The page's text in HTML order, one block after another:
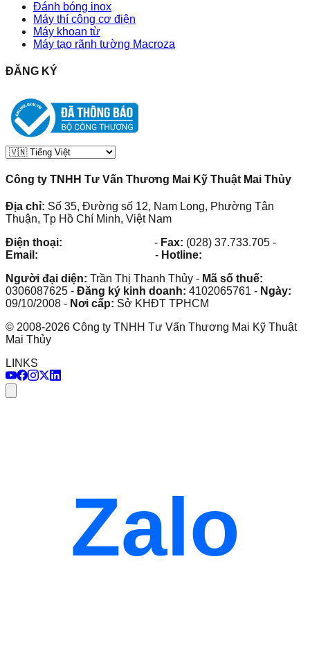
Đánh bóng inox
Máy thí công cơ điện
Máy khoan từ
Máy tạo rãnh tường Macroza
ĐĂNG KÝ
Công ty TNHH Tư Vấn Thương Mai Kỹ Thuật Mai Thủy
Địa chỉ: Số 35, Đường số 12, Nam Long, Phường Tân
Thuận, Tp Hồ Chí Minh, Việt Nam
Điện thoại:
- Fax: (028) 37.733.705 -
Email:
- Hotline:
Người đại diện: Trần Thị Thanh Thủy - Mã số thuế:
0306087625 - Đăng ký kinh doanh: 4102065761 - Ngày:
09/10/2008 - Nơi cấp: Sở KHĐT TPHCM
© 2008-2026 Công ty TNHH Tư Vấn Thương Mai Kỹ Thuật
Mai Thủy
LINKS
Zalo